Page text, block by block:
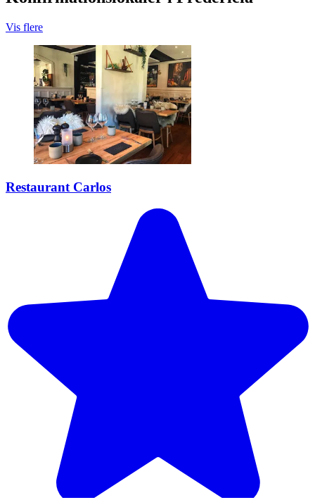
Vis flere
Restaurant Carlos